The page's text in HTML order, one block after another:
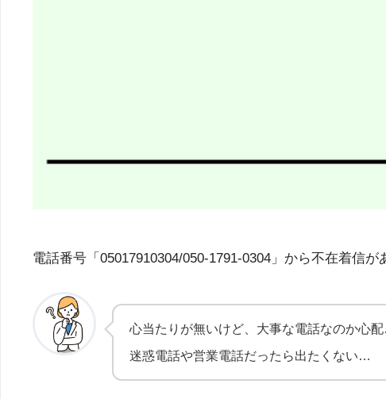
電話番号「05017910304/050-1791-0304」から不在着信
心当たりが無いけど、大事な電話なのか心
迷惑電話や営業電話だったら出たくない…